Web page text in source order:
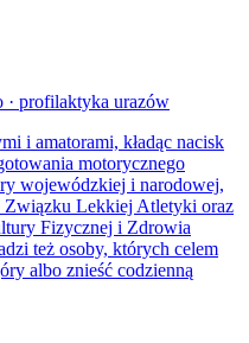
· profilaktyka urazów
i amatorami, kładąc nacisk
motorycznego
wojewódzkiej i narodowej,
Związku Lekkiej Atletyki oraz
Fizycznej i Zdrowia
też osoby, których celem
albo znieść codzienną